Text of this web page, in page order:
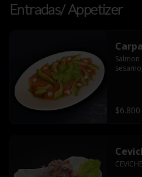
Entradas/ Appetizer
$6.800